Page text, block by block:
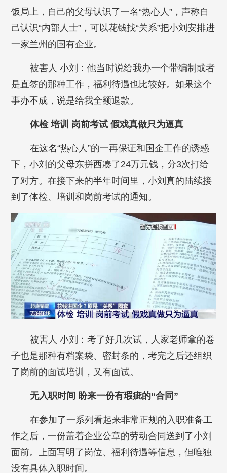
饭局上，自己的父母认识了一名“热心人”，声称自
己认识“内部人士”，可以花钱找“关系”把小刘安排进
一家兰州的国有企业。
被害人 小刘：他当时说给我办一个带编制或者
是直签的那种工作，福利待遇也比较好。如果这个
事办不成，说是给我全额退款。
体检 培训 岗前考试 假戏真做只为逼真
在这名“热心人”的一再保证和国企工作的诱惑
下，小刘的父母东拼西凑了24万元钱，分3次打给
了对方。在接下来的半年时间里，小刘真的陆续接
到了体检、培训和岗前考试的通知。
被害人 小刘：考了好几次试，人家老师拿的卷
子也是那种有档案袋、密封条的，考完之后还组织
了岗前的面试培训，又有面试。
无入职时间 盼来一份有瑕疵的“合同”
在参加了一系列看起来非常正规的入职准备工
作之后，一份盖着企业公章的劳动合同送到了小刘
面前。上面写明了岗位、福利待遇等信息，但唯独
没有具体入职时间。